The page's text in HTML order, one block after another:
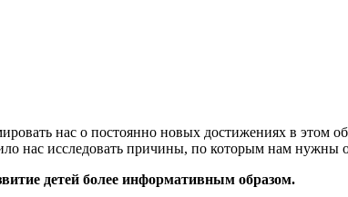
нас о постоянно новых достижениях в этом
нас исследовать причины, по которым нам нужны
детей более информативным образом.